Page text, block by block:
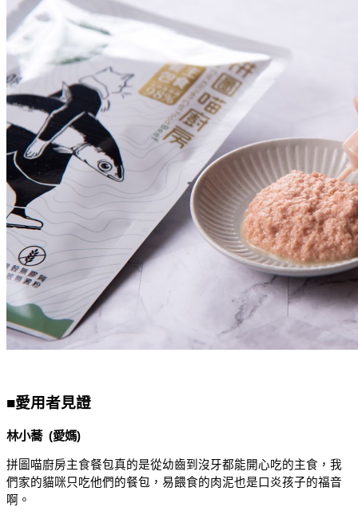
■愛用者見證
林小蕎  (愛媽)
拼圖喵廚房主食餐包真的是從幼齒到沒牙都能開心吃的主食，我
們家的貓咪只吃他們的餐包，易餵食的肉泥也是口炎孩子的福音
啊。